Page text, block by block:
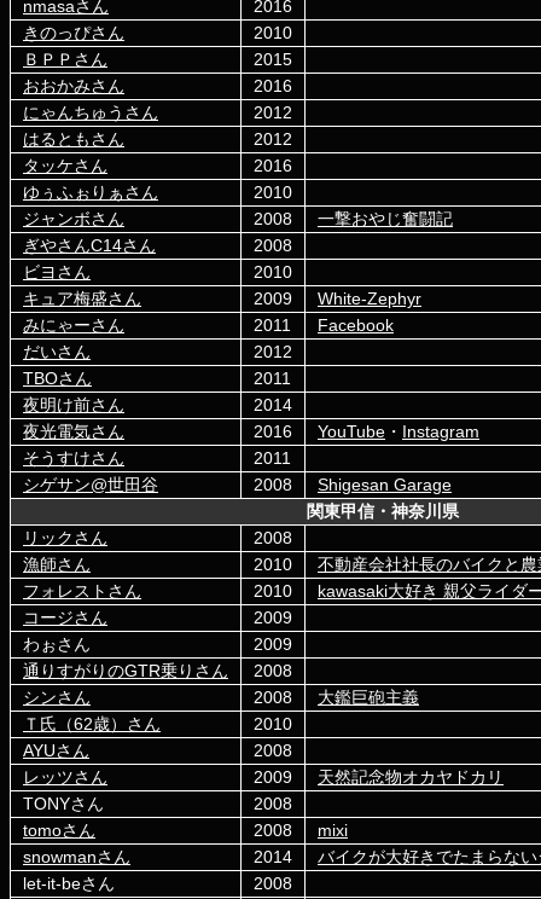
nmasaさん
2016
きのっぴさん
2010
ＢＰＰさん
2015
おおかみさん
2016
にゃんちゅうさん
2012
はるともさん
2012
タッケさん
2016
ゆぅふぉりぁさん
2010
ジャンボさん
2008
一撃おやじ奮闘記
ぎやさんC14さん
2008
ビヨさん
2010
キュア梅盛さん
2009
White-Zephyr
みにゃーさん
2011
Facebook
だいさん
2012
TBOさん
2011
夜明け前さん
2014
夜光電気さん
2016 YouTube ・ Instagram
そうすけさん
2011
シゲサン@世田谷
2008
Shigesan Garage
関東甲信・神奈川県
リックさん
2008
漁師さん
2010
不動産会社社長のバイクと
フォレストさん
2010
kawasaki大好き 親父ライダ
コージさん
2009
わぉさん
2009
通りすがりのGTR乗りさん
2008
シンさん
2008
大鑑巨砲主義
Ｔ氏（62歳）さん
2010
AYUさん
2008
レッツさん
2009
天然記念物オカヤドカリ
TONYさん
2008
tomoさん
2008
mixi
snowmanさん
2014
バイクが大好きでたまらな
let-it-beさん
2008